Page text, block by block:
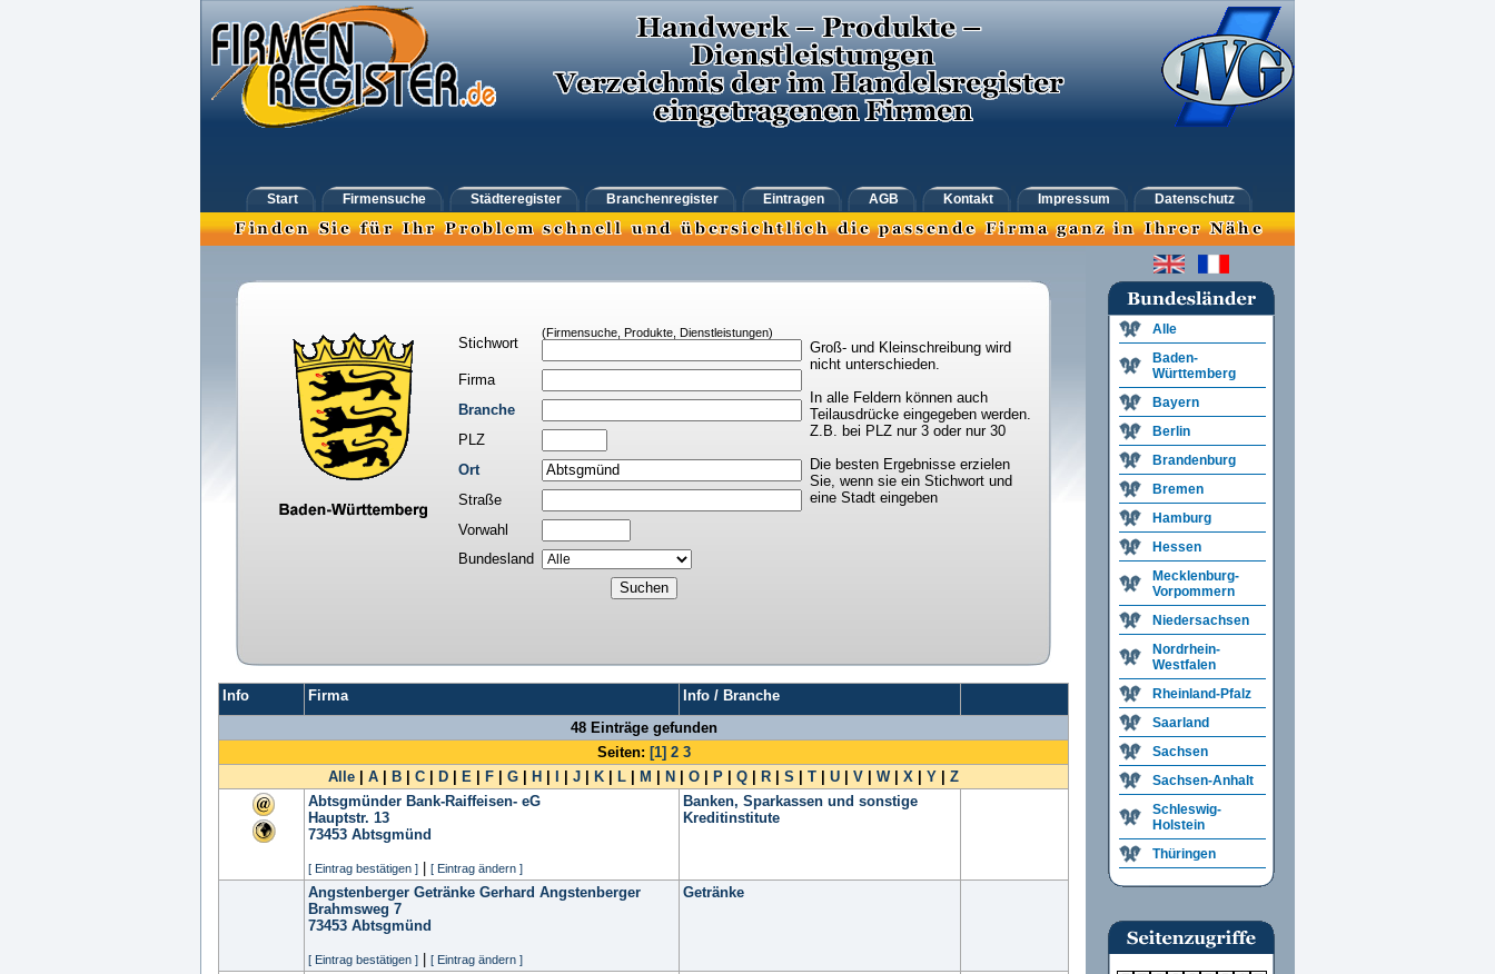
Start Firmensuche Städteregister Branchenregister Eintragen AGB Kontakt Impressum Datenschutz
Stichwort
(Firmensuche, Produkte, Dienstleistungen)
Groß- und Kleinschreibung wird
nicht unterschieden.
In alle Feldern können auch
Teilausdrücke eingegeben werden.
Z.B. bei PLZ nur 3 oder nur 30
Die besten Ergebnisse erzielen
Sie, wenn sie ein Stichwort und
eine Stadt eingeben
Firma
Branche
PLZ
Ort
Straße
Vorwahl
Bundesland
Info Firma
Info / Branche
48 Einträge gefunden
Seiten: [1] 2 3
Alle
A B C D E F G H J K L M N O P Q R S T U V W| X Y
Z
Abtsgmünder Bank-Raiffeisen- eG
Hauptstr. 13
73453 Abtsgmünd
[ Eintrag bestätigen ] [ Eintrag ändern ]
Banken, Sparkassen und sonstige
Kreditinstitute
Angstenberger Getränke Gerhard Angstenberger
Brahmsweg 7
73453 Abtsgmünd
[ Eintrag bestätigen ] [ Eintrag ändern ]
Getränke
Alle
Baden-
Württemberg
Bayern
Berlin
Brandenburg
Bremen
Hamburg
Hessen
Mecklenburg-
Vorpommern
Niedersachsen
Nordrhein-
Westfalen
Rheinland-Pfalz
Saarland
Sachsen
Sachsen-Anhalt
Schleswig-
Holstein
Thüringen